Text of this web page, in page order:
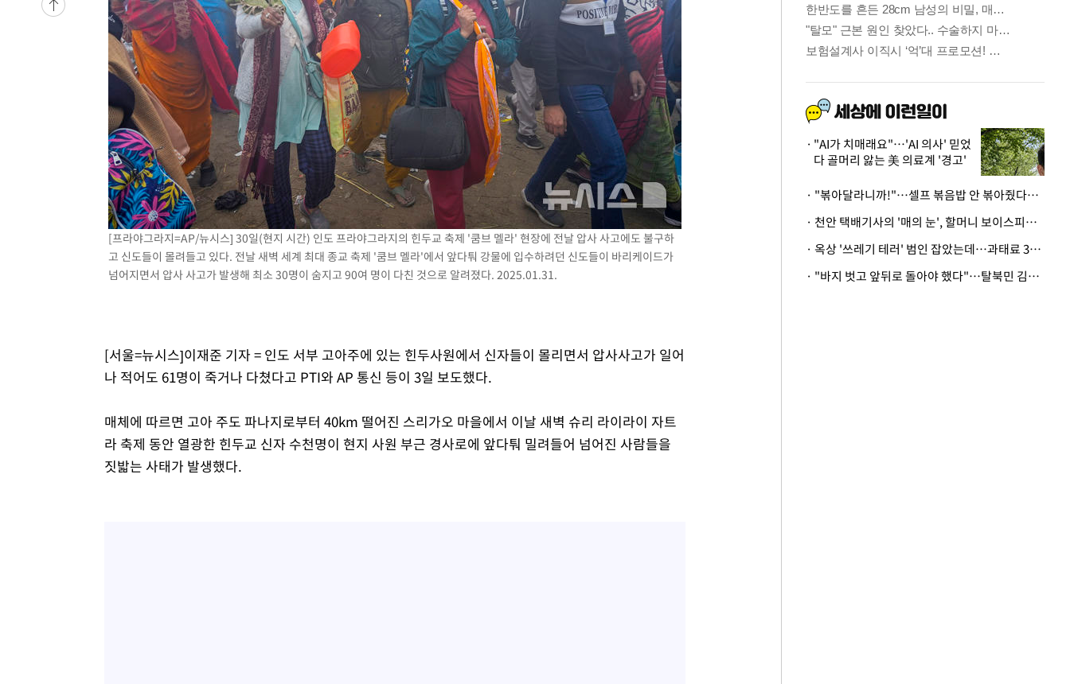
운드는 임시"
-19528초 전 >
"낮 기온 소폭 하락"…수도권 폭염중대경보, 폭염경보로 하향
[속보]이 대통령, '호우피해' 안동·의성 관할 4개 면 특별재난지역
[단독]중수청 지원 검사들, 정원 초과 시 낮은 계급 임용…희망지 못
낮 최고 37도 찜통더위…곳곳 소나기·강원 많은 비[내일날씨]
SK하이닉스, 용인·청주 팹에 54조 투자…"AI 메모리 수요 선제 대
여자배구 이재영·이다영 자매, 아제르바이잔 투란VC 입단
외국인 심판 성 접대 7경기 들여다보니…한국 축구 '5승 2무'
[속보]코스닥, 2.86포인트(0.36%) 내린 798.81마감
[속보]코스피, 6200선 약보합…0.60% 내린 6258.77에 마쳐
[속보]원·달러 환율, 7.7원 내린 1416.1원 마감
[속보] 노원서 40.1도 관측…서울, 2018년 이후 첫 40도
[속보]종합특검, '계엄 수용공간 확보' 신용해 前교정본부장 기소
외신들도 주목한 韓축구 파문…"국민적 공분에 수사 재개"
[속보]국힘 윤리위, '돌려차기 발언' 진종오·서범수 징계 절차 개시
[속보] 7월 중국 수출 23.9%↑ 수입 27.5%↑…무역총액 25.3%↑
[프라야그라지=AP/뉴시스] 30일(현지 시간) 인도 프라야그라지의 힌두교 축제 '쿰브 멜라' 현장에 전날 압사 사고에도 불구하
고 신도들이 몰려들고 있다. 전날 새벽 세계 최대 종교 축제 '쿰브 멜라'에서 앞다퉈 강물에 입수하려던 신도들이 바리케이드가
넘어지면서 압사 사고가 발생해 최소 30명이 숨지고 90여 명이 다친 것으로 알려졌다. 2025.01.31.
[서울=뉴시스]이재준 기자 = 인도 서부 고아주에 있는 힌두사원에서 신자들이 몰리면서 압사사고가 일어
나 적어도 61명이 죽거나 다쳤다고 PTI와 AP 통신 등이 3일 보도했다.
매체에 따르면 고아 주도 파나지로부터 40km 떨어진 스리가오 마을에서 이날 새벽 슈리 라이라이 자트
라 축제 동안 열광한 힌두교 신자 수천명이 현지 사원 부근 경사로에 앞다퉈 밀려들어 넘어진 사람들을
짓밟는 사태가 발생했다.
"AI가 치매래요"…'AI 의사' 믿었
다 골머리 앓는 美 의료계 '경고'
· "볶아달라니까!"…셀프 볶음밥 안 볶아줬다고 사장 폭행한 손님
· 천안 택배기사의 '매의 눈', 할머니 보이스피싱 피해 막아
· 옥상 '쓰레기 테러' 범인 잡았는데…과태료 3만원 처분에 숙박업주 허탈
· "바지 벗고 앞뒤로 돌아야 했다"…탈북민 김서아, 기쁨조 검사 수치심 회상